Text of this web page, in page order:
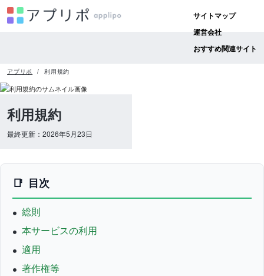
サイトマップ
運営会社
おすすめ関連サイト
アプリポ 利用規約
利用規約
最終更新：2026年5月23日
目次
総則
本サービスの利用
適用
著作権等